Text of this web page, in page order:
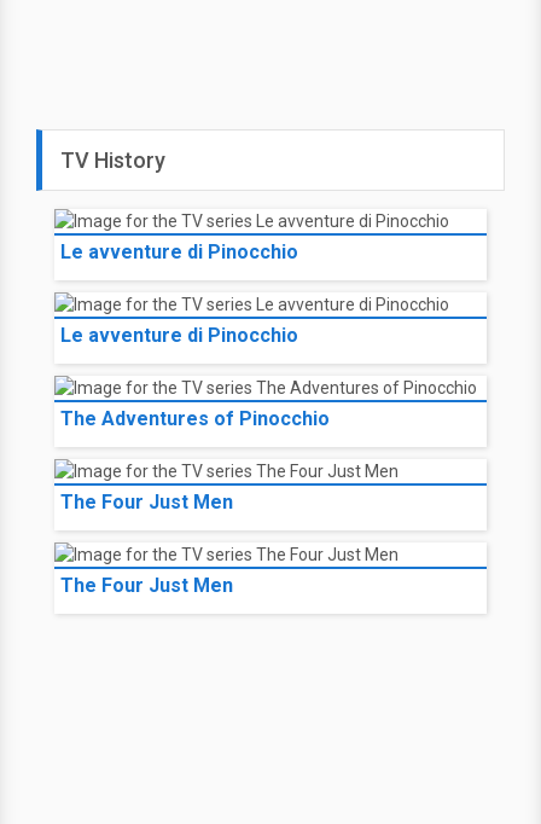
TV History
Le avventure di Pinocchio
Le avventure di Pinocchio
The Adventures of Pinocchio
The Four Just Men
The Four Just Men